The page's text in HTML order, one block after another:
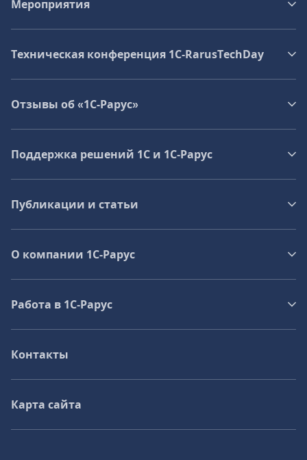
Мероприятия
Техническая конференция 1C‑RarusTechDay
Отзывы об «1С-Рарус»
Поддержка решений 1С и 1С‑Рарус
Публикации и статьи
О компании 1C-Рарус
Работа в 1С‑Рарус
Контакты
Карта сайта